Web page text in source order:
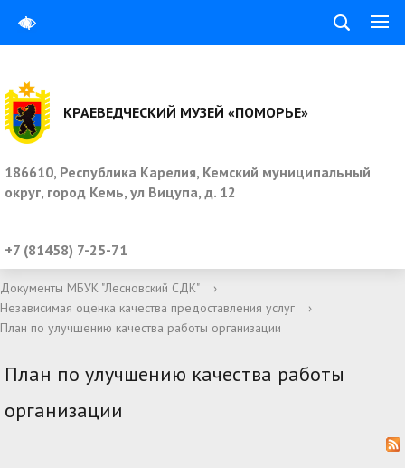
КРАЕВЕДЧЕСКИЙ МУЗЕЙ «ПОМОРЬЕ»
186610, Республика Карелия, Кемский муниципальный
округ, город Кемь, ул Вицупа, д. 12
+7 (81458) 7-25-71
Документы МБУК "Лесновский СДК"
›
Независимая оценка качества предоставления услуг
›
План по улучшению качества работы организации
План по улучшению качества работы
организации